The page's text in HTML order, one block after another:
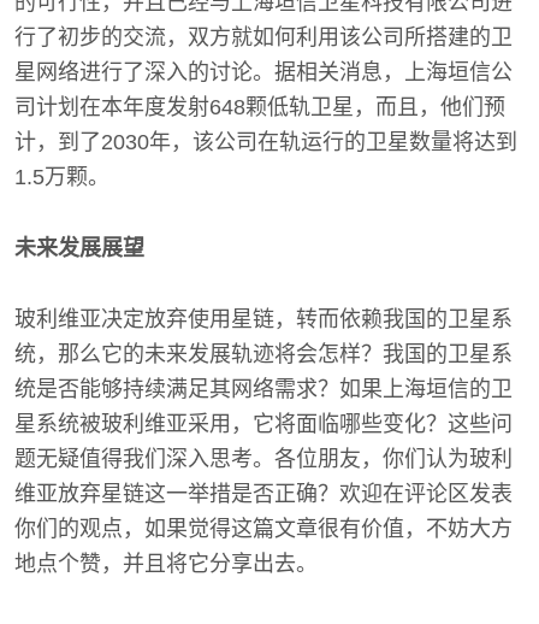
行了初步的交流，双方就如何利用该公司所搭建的卫
星网络进行了深入的讨论。据相关消息，上海垣信公
司计划在本年度发射648颗低轨卫星，而且，他们预
计，到了2030年，该公司在轨运行的卫星数量将达到
1.5万颗。
未来发展展望
玻利维亚决定放弃使用星链，转而依赖我国的卫星系
统，那么它的未来发展轨迹将会怎样？我国的卫星系
统是否能够持续满足其网络需求？如果上海垣信的卫
星系统被玻利维亚采用，它将面临哪些变化？这些问
题无疑值得我们深入思考。各位朋友，你们认为玻利
维亚放弃星链这一举措是否正确？欢迎在评论区发表
你们的观点，如果觉得这篇文章很有价值，不妨大方
地点个赞，并且将它分享出去。